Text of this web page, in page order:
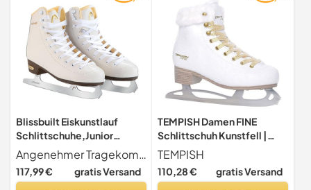
Blissbuilt Eiskunstlauf
Schlittschuhe,Junior
Kunstlaufskates,Unisex Ice
Skates,Schnürung,klassisc
hes Design,Freizeit
Angenehmer Tragekomfort Das Futter der weißen Schlittschuhe ist sehr weich, was nicht nur eine hervorragende Wärmeisolationswirkung hat, sondern auch einen hohen Tragekomfort bietet. Stabile Schnürsenkel sorgen für Stabilität.
117,99 € gratis Versand
TEMPISH Damen FINE
Schlittschuh Kunstfell |
Eiskunstlauf | Freizeit |
bequem & warm I weiß, 42,
1300001616/42
TEMPISH
110,28 € gratis Versand